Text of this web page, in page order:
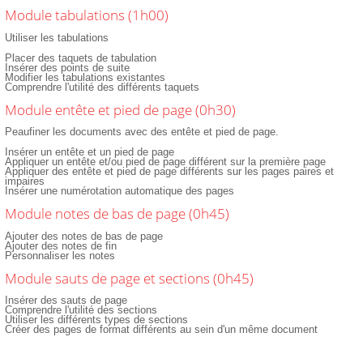
Module tabulations (1h00)
Utiliser les tabulations
Placer des taquets de tabulation
Insérer des points de suite
Modifier les tabulations existantes
Comprendre l'utilité des différents taquets
Module entête et pied de page (0h30)
Peaufiner les documents avec des entête et pied de page.
Insérer un entête et un pied de page
Appliquer un entête et/ou pied de page différent sur la première page
Appliquer des entête et pied de page différents sur les pages paires et
impaires
Insérer une numérotation automatique des pages
Module notes de bas de page (0h45)
Ajouter des notes de bas de page
Ajouter des notes de fin
Personnaliser les notes
Module sauts de page et sections (0h45)
Insérer des sauts de page
Comprendre l'utilité des sections
Utiliser les différents types de sections
Créer des pages de format différents au sein d'un même document